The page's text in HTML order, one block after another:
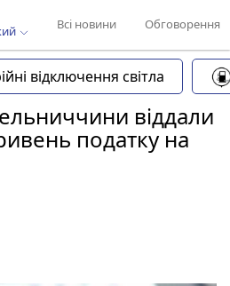
Всі новини Обговорення
відключення світла
віддали
податку на